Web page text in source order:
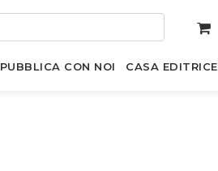
PUBBLICA CON NOI CASA EDITRICE